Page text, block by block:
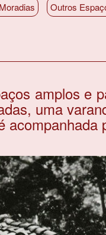
Outros
amplos e
uma